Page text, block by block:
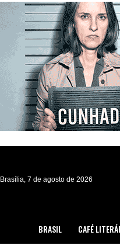
Brasília, 7 de agosto de 2026
BRASIL CAFÉ